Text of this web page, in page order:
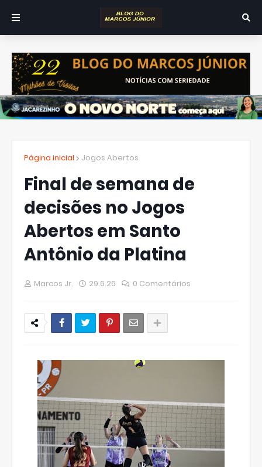
Página inicial Jogos Abertos
Final de semana de
decisões no Jogos
Abertos em Santo
Antônio da Platina
Marcos Jr. 29.6.26 0 Comentários